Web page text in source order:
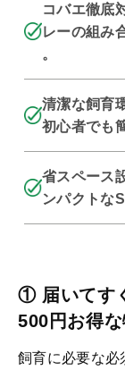
を
減
ら
す
コバエ徹底
レーの組み
。
清潔な飼育
初心者でも
省スペース
ンパクトな
① 届いてす
500円お得
飼育に必要な必